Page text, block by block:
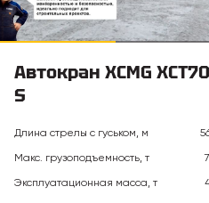
Автокран XCMG XCT70
S
Длина стрелы с гуськом, м
Макс. грузоподъемность, т
Эксплуатационная масса, т